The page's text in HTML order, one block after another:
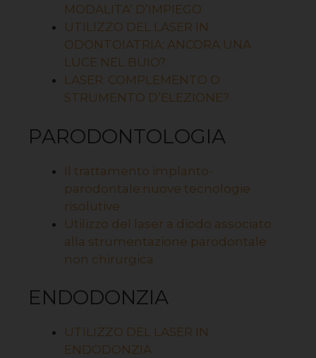
MODALITA’ D’IMPIEGO
UTILIZZO DEL LASER IN
ODONTOIATRIA: ANCORA UNA
LUCE NEL BUIO?
LASER: COMPLEMENTO O
STRUMENTO D’ELEZIONE?
PARODONTOLOGIA
Il trattamento implanto-
parodontale:nuove tecnologie
risolutive
Utilizzo del laser a diodo associato
alla strumentazione parodontale
non chirurgica
ENDODONZIA
UTILIZZO DEL LASER IN
ENDODONZIA